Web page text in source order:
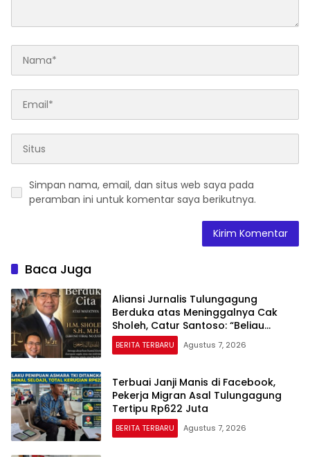
Simpan nama, email, dan situs web saya pada
peramban ini untuk komentar saya berikutnya.
Baca Juga
Aliansi Jurnalis Tulungagung
Berduka atas Meninggalnya Cak
Sholeh, Catur Santoso: “Beliau
Pejuang Keadilan yang Vokal”
BERITA TERBARU Agustus 7, 2026
Terbuai Janji Manis di Facebook,
Pekerja Migran Asal Tulungagung
Tertipu Rp622 Juta
BERITA TERBARU Agustus 7, 2026